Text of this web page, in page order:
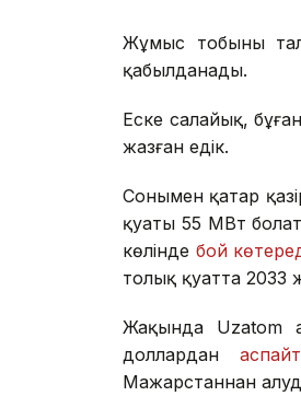
Жұмыс тобының
қабылданады.
Еске салайық,
жазған едік.
Сонымен қатар
қуаты 55 МВт
көлінде бой
толық қуатта 2033
Жақында Uzatom
доллардан
Мажарстаннан